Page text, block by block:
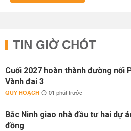
TIN GIỜ CHÓT
Cuối 2027 hoàn thành đường nối
Vành đai 3
QUY HOẠCH 01 phút trước
Bắc Ninh giao nhà đầu tư hai dự
đồng